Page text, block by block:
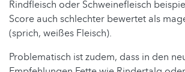
Rindfleisch oder Schweinefleisch
Score auch schlechter bewertet als
(sprich, weißes Fleisch).
Problematisch ist zudem, dass in den